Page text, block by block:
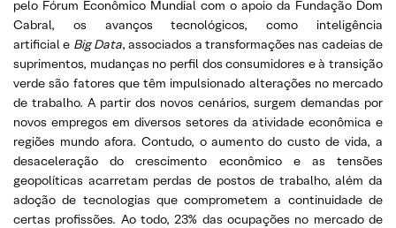
pelo Fórum Econômico Mundial com o apoio da Fundação Dom
Cabral, os avanços tecnológicos, como inteligência
artificial e Big Data, associados a transformações nas cadeias de
suprimentos, mudanças no perfil dos consumidores e à transição
verde são fatores que têm impulsionado alterações no mercado
de trabalho. A partir dos novos cenários, surgem demandas por
novos empregos em diversos setores da atividade econômica e
regiões mundo afora. Contudo, o aumento do custo de vida, a
desaceleração do crescimento econômico e as tensões
geopolíticas acarretam perdas de postos de trabalho, além da
adoção de tecnologias que comprometem a continuidade de
certas profissões. Ao todo, 23% das ocupações no mercado de